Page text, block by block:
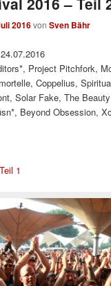
2016vonSven Bähr
Project Pitchfork,
Coppelius,
Solar Fake, The
Beyond Obsession,
1